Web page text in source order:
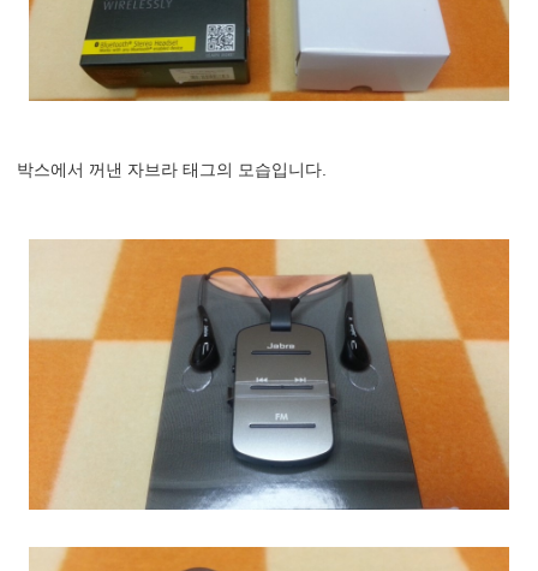
박스에서 꺼낸 자브라 태그의 모습입니다.